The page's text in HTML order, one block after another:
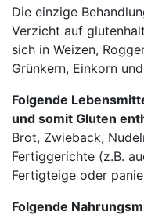
Die einzige
Verzicht auf
sich in Weizen,
Grünkern, Einkorn
Folgende
und somit Gluten
Brot, Zwieback,
Fertiggerichte (z.B.
Fertigteige oder
Folgende